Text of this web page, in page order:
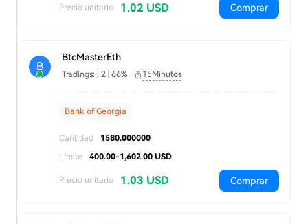
Precio unitario 1.02 USD Comprar
B
BtcMasterEth
Tradings: : 2 | 66% 15Minutos
Bank of Georgia
Cantidad
1580.000000
Límite
400.00-1,602.00 USD
Precio unitario 1.03 USD Comprar